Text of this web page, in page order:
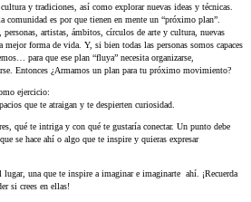
y tradiciones, así como explorar nuevas ideas y técnicas.
comunidad es por que tienen en mente un “próximo plan”.
personas, artistas, ámbitos, círculos de arte y cultura, nuevas
forma de vida. Y, si bien todas las personas somos capaces
para que ese plan “fluya” necesita organizarse,
Entonces ¿Armamos un plan para tu próximo movimiento?
ejercicio:
que te atraigan y te despierten curiosidad.
qué te intriga y con qué te gustaría conectar. Un punto debe
se hace ahí o algo que te inspire y quieras expresar
una que te inspire a imaginar e imaginarte ahí. ¡Recuerda
si crees en ellas!